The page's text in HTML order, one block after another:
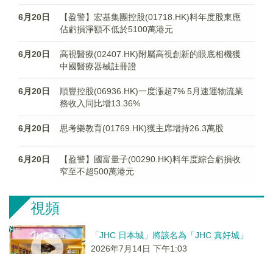
6月20日
【盈警】宏基集團控股(01718.HK)料年度股東應
佔虧損淨額不低於5100萬港元
6月20日
高視醫療(02407.HK)附屬高視創新的眼底相機獲
中國醫療器械註冊證
6月20日
順豐控股(06936.HK)一度漲超7% 5月速運物流業
務收入同比增13.36%
6月20日 思考樂教育(01769.HK)獲主席增持26.3萬股
6月20日
【盈警】國富量子(00290.HK)料年度綜合虧損收
窄至不超500萬港元
視頻
「JHC 日本城」將該名為「JHC 真好城」
2026年7月14日 下午1:03